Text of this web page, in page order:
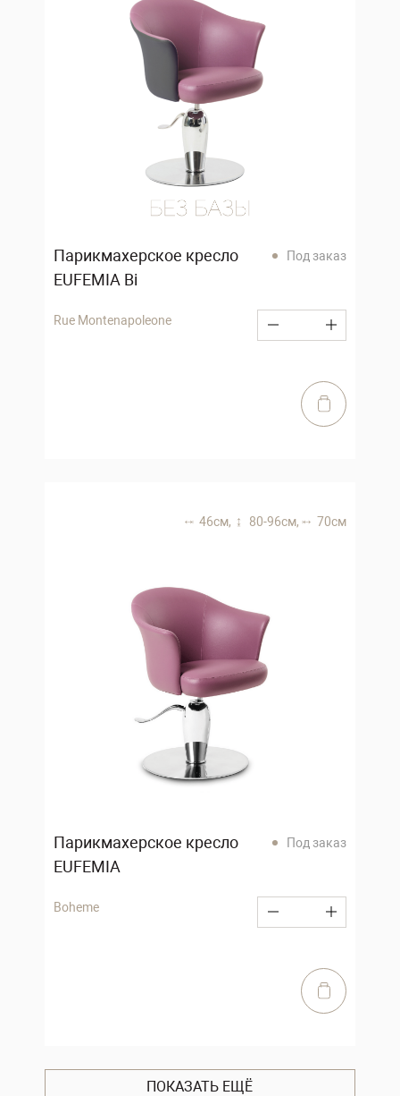
Парикмахерское кресло
EUFEMIA Bi
Под заказ
Rue Montenapoleone
46 см, 80-96 см, 70 см
Парикмахерское кресло
EUFEMIA
Под заказ
Boheme
ПОКАЗАТЬ ЕЩЁ